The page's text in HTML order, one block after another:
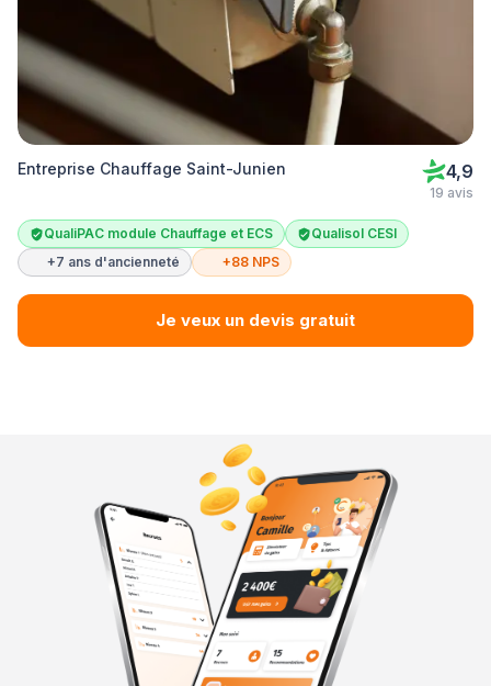
Entreprise Chauffage Saint-Junien 4,9
19 avis
QualiPAC module Chauffage et ECS
Qualisol CESI
+7 ans d'ancienneté
+88 NPS
Je veux un devis gratuit